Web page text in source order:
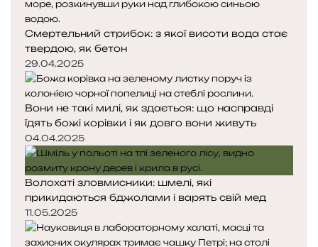
Смертельний стрибок: з якої висоти вода стає
твердою, як бетон
29.04.2025
Вони не такі милі, як здається: що насправді
їдять божі корівки і як довго вони живуть
04.04.2025
Волохаті зловмисники: шмелі, які
прикидаються бджолами і варять свій мед
11.05.2025